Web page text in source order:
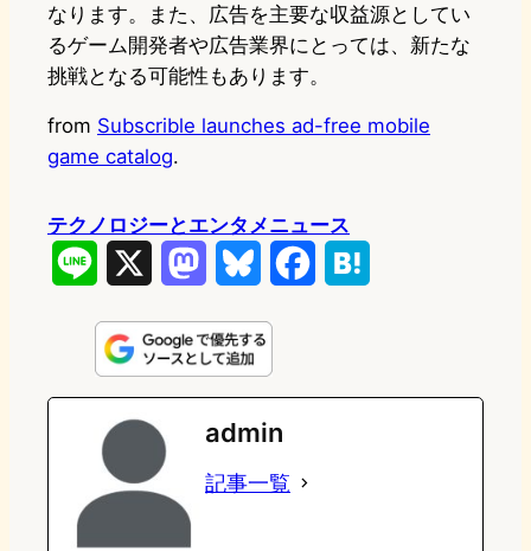
なります。また、広告を主要な収益源としてい
るゲーム開発者や広告業界にとっては、新たな
挑戦となる可能性もあります。
from Subscrible launches ad-free mobile
game catalog.
テクノロジーとエンタメニュース
n
e
s
t
o
d
u
e
s
k
e
e
admin
記事一覧